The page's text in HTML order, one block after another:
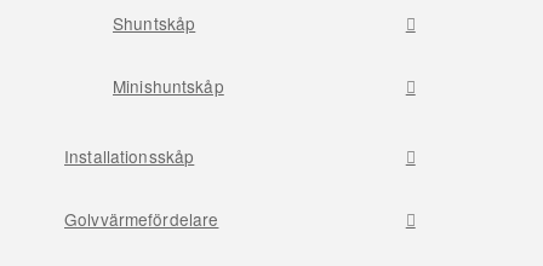
Shuntskåp
Minishuntskåp
Installationsskåp
Golvvärmefördelare